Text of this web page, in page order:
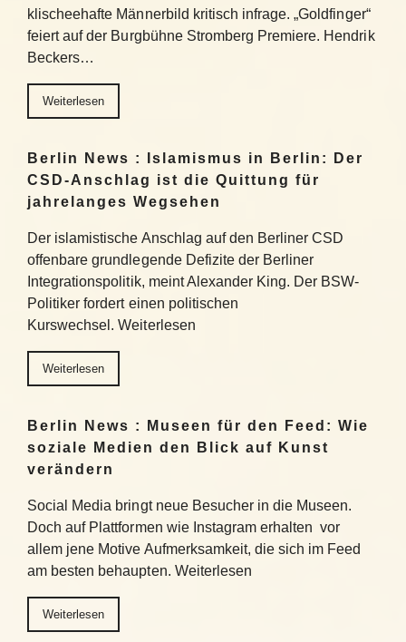
klischeehafte Männerbild kritisch infrage. „Goldfinger“
feiert auf der Burgbühne Stromberg Premiere. Hendrik
Beckers…
Weiterlesen
Berlin News : Islamismus in Berlin: Der
CSD-Anschlag ist die Quittung für
jahrelanges Wegsehen
Der islamistische Anschlag auf den Berliner CSD
offenbare grundlegende Defizite der Berliner
Integrationspolitik, meint Alexander King. Der BSW-
Politiker fordert einen politischen
Kurswechsel. Weiterlesen
Weiterlesen
Berlin News : Museen für den Feed: Wie
soziale Medien den Blick auf Kunst
verändern
Social Media bringt neue Besucher in die Museen.
Doch auf Plattformen wie Instagram erhalten vor
allem jene Motive Aufmerksamkeit, die sich im Feed
am besten behaupten. Weiterlesen
Weiterlesen